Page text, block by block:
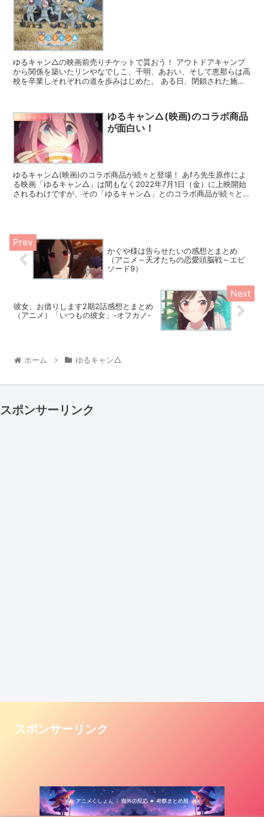
ゆるキャン△の映画前売りチケットで貰おう！ アウトドアキャンプ
から関係を築いたリンやなでしこ、千明、あおい、そして恵那らは高
校を卒業しそれぞれの道を歩みはじめた。 ある日、閉鎖された施設
ゆるキャン△
ゆるキャン△(映画)のコラボ商品
が面白い！
ゆるキャン△(映画)のコラボ商品が続々と登場！ あfろ先生原作によ
る映画「ゆるキャン△」は間もなく2022年7月1日（金）に上映開始
されるわけですが、その「ゆるキャン△」とのコラボ商品が続々と販
かぐや様は告らせたいの感想とまとめ
（アニメ～天才たちの恋愛頭脳戦～エピ
ソード9）
彼女、お借りします2期2話感想とまとめ
（アニメ）「いつもの彼女」-オフカノ-
ホーム ゆるキャン△
スポンサーリンク
スポンサーリンク